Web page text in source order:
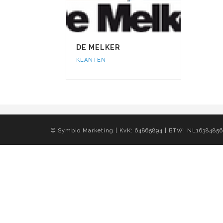
DE MELKER
KLANTEN
© Symbio Marketing | KvK: 64865894 | BTW: